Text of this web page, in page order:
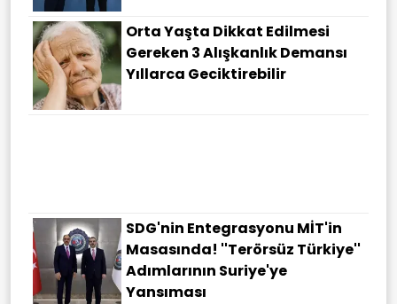
Orta Yaşta Dikkat Edilmesi
Gereken 3 Alışkanlık Demansı
Yıllarca Geciktirebilir
SDG'nin Entegrasyonu MİT'in
Masasında! ''Terörsüz Türkiye''
Adımlarının Suriye'ye
Yansıması